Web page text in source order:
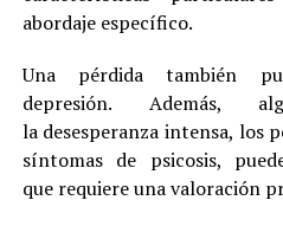
abordaje específico.
Una pérdida también
depresión. Además,
la desesperanza intensa, los
síntomas de psicosis,
que requiere una valoración